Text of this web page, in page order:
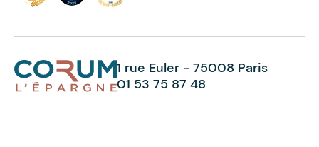
1 rue Euler - 75008 Paris
01 53 75 87 48